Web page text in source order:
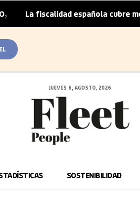
española cubre menos de
JUEVES 6, AGOSTO, 2026
SOSTENIBILIDAD